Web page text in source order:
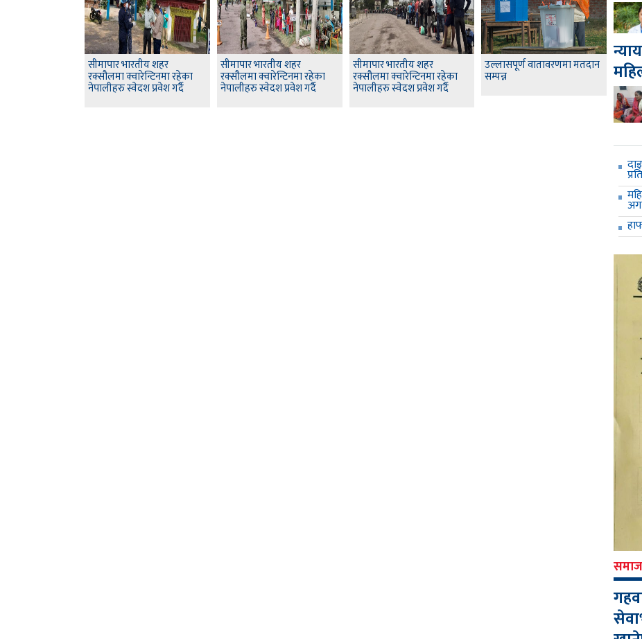
सीमापार भारतीय शहर
रक्सौलमा क्वारेन्टिनमा रहेका
नेपालीहरु स्वेदश प्रवेश गर्दै
सीमापार भारतीय शहर
रक्सौलमा क्वारेन्टिनमा रहेका
नेपालीहरु स्वेदश प्रवेश गर्दै
सीमापार भारतीय शहर
रक्सौलमा क्वारेन्टिनमा रहेका
नेपालीहरु स्वेदश प्रवेश गर्दै
उल्लासपूर्ण वातावरणमा मतदान
सम्पन्न
समाज